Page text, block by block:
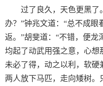
过了良久，天色更黑了
办？”钟兆文道：“总不成
返。”胡斐道：“不错，便龙
均起了动武用强之意，心想
未必了得，动之以利，软硬
两人放下马匹，走向矮树